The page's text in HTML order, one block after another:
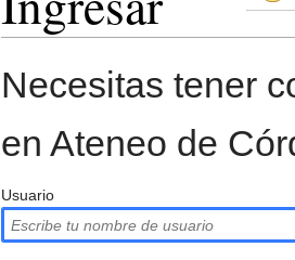
Necesitas tener
en Ateneo de
Usuario